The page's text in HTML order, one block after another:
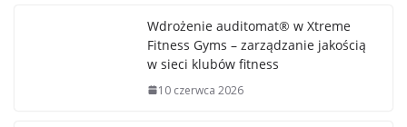
Wdrożenie auditomat® w Xtreme
Fitness Gyms – zarządzanie jakością
w sieci klubów fitness
10 czerwca 2026